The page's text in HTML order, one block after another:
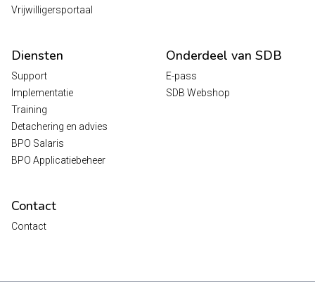
Vrijwilligersportaal
Diensten
Support
Implementatie
Training
Detachering en advies
BPO Salaris
BPO Applicatiebeheer
Onderdeel van SDB
E-pass
SDB Webshop
Contact
Contact